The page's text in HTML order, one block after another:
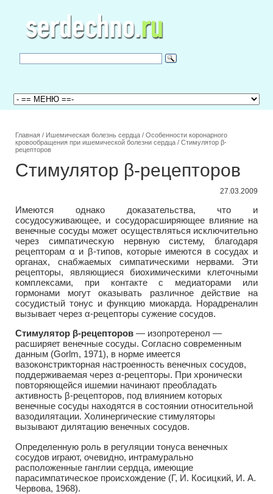
Главная / Ишемическая болезнь сердца / Особенности коронарного
кровообращения при ишемической болезни сердца / Стимулятор β-
рецепторов
Стимулятор β-рецепторов
27.03.2009
Имеются однако доказательства, что и
сосудосуживающее, и сосудорасширяющее влияние на
венечные сосуды может осуществляться исключительно
через симпатическую нервную систему, благодаря
рецепторам α и β-типов, которые имеются в сосудах и
органах, снабжаемых симпатическими нервами. Эти
рецепторы, являющиеся биохимическими клеточными
комплексами, при контакте с медиаторами или
гормонами могут оказывать различное действие на
сосудистый тонус и функцию миокарда. Норадреналин
вызывает через α-рецепторы сужение сосудов.
Стимулятор β-рецепторов — изопротеренол —
расширяет венечные сосуды. Согласно современным
данным (Gorlm, 1971), в норме имеется
вазоконстрикторная настроенность венечных сосудов,
поддерживаемая через α-рецепторы. При хронически
повторяющейся ишемии начинают преобладать
активность β-peцепторов, под влиянием которых
венечные сосуды находятся в состоянии относительной
вазодилятации. Холинергические стимуляторы
вызывают дилятацию венечных сосудов.
Определенную роль в регуляции тонуса венечных
сосудов играют, очевидно, интрамурально
расположенные ганглии сердца, имеющие
парасимпатическое происхождение (Г, И. Косицкий, И. А.
Червова, 1968).